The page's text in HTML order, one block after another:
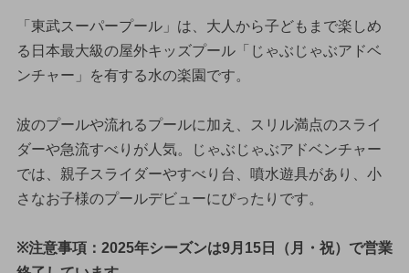
「東武スーパープール」は、大人から子どもまで楽しめ
る日本最大級の屋外キッズプール「じゃぶじゃぶアドベ
ンチャー」を有する水の楽園です。
波のプールや流れるプールに加え、スリル満点のスライ
ダーや急流すべりが人気。じゃぶじゃぶアドベンチャー
では、親子スライダーやすべり台、噴水遊具があり、小
さなお子様のプールデビューにぴったりです。
※注意事項：2025年シーズンは9月15日（月・祝）で営業